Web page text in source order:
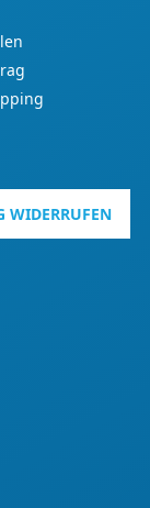
WIDERRUFEN